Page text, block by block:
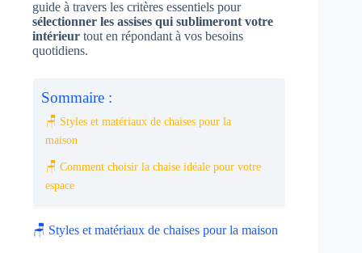
guide à travers les critères essentiels pour
sélectionner les assises qui sublimeront votre
intérieur tout en répondant à vos besoins
quotidiens.
Sommaire :
🪑 Styles et matériaux de chaises pour la
maison
🪑 Comment choisir la chaise idéale pour votre
espace
🪑 Styles et matériaux de chaises pour la maison